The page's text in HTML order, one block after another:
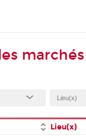
marchés
Lieu(x)